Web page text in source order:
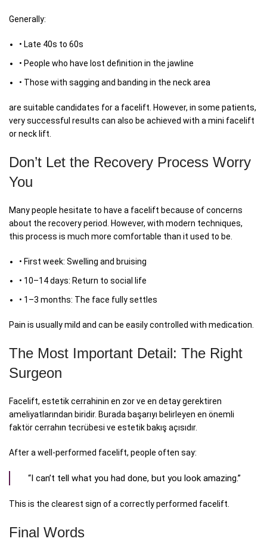
Generally:
• Late 40s to 60s
• People who have lost definition in the jawline
• Those with sagging and banding in the neck area
are suitable candidates for a facelift. However, in some patients,
very successful results can also be achieved with a mini facelift
or neck lift.
Don’t Let the Recovery Process Worry
You
Many people hesitate to have a facelift because of concerns
about the recovery period. However, with modern techniques,
this process is much more comfortable than it used to be.
• First week: Swelling and bruising
• 10–14 days: Return to social life
• 1–3 months: The face fully settles
Pain is usually mild and can be easily controlled with medication.
The Most Important Detail: The Right
Surgeon
Facelift, estetik cerrahinin en zor ve en detay gerektiren
ameliyatlarından biridir. Burada başarıyı belirleyen en önemli
faktör cerrahın tecrübesi ve estetik bakış açısıdır.
After a well-performed facelift, people often say:
“I can’t tell what you had done, but you look amazing.”
This is the clearest sign of a correctly performed facelift.
Final Words